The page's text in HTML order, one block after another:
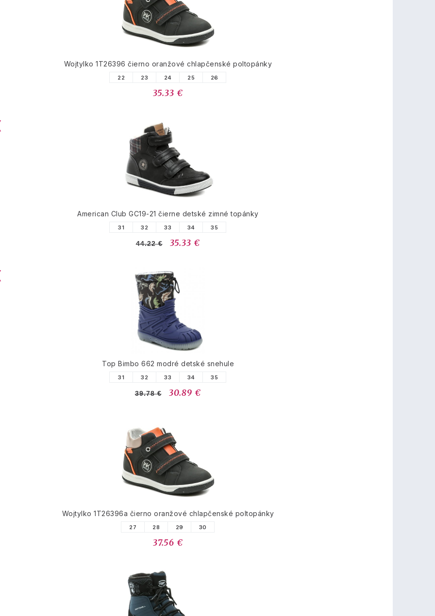
Wojtylko 1T26396 čierno oranžové chlapčenské poltopánky
22 23 24 25 26
35.33 €
American Club GC19-21 čierne detské zimné topánky
31 32 33 34 35
44.22 € 35.33 €
Top Bimbo 662 modré detské snehule
31 32 33 34 35
39.78 € 30.89 €
Wojtylko 1T26396a čierno oranžové chlapčenské poltopánky
27 28 29 30
37.56 €